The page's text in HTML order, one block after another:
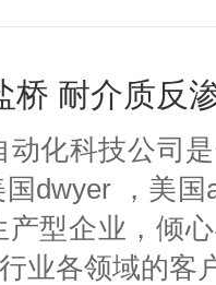
化科技公司
dwyer ，美国
型企业，倾
业各领域的客